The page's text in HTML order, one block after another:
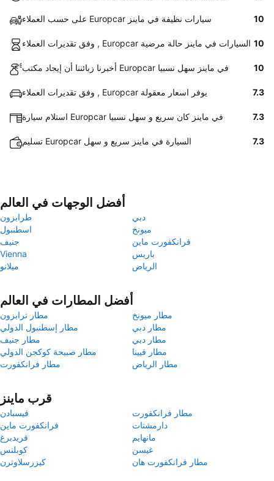
على حسب العملاء Europcar سيارات نظيفة في ماينز 10
وفق تقديرات العملاء , Europcar السيارات في ماينز حالة مرضية 10
أخبرنا زبائننا أن إيجاد مكتب Europcar في ماينز سهل نسبيا 10
وفق تقديرات العملاء , Europcar يوفر اسعار معقولة 7.3
استلام سيارة Europcar في ماينز كان سريع و سهل نسبيا 7.3
تسليم Europcar السيارة في ماينز سريع و سهل 7.3
أفضل الوجهات في العالم
طرابزون
دبي
اسطنبول
ميونخ
جنيف
فرانكفورت ماين
Vienna
باريس
ميلانو
الرياض
أفضل المطارات في العالم
مطار ترابزون
مطار ميونخ
مطار إسطنبول الدولي
مطار دبي
مطار جنيف
مطار دبي
مطار صبيحة كوكجن الدولي
مطار فيينا
مطار فرانكفورت
مطار الرياض
قرب ماينز
فيسبادن
مطار فرانكفورت
فرانكفورت ماين
دارمشتات
فريدبرغ
مانهايم
كوبلنس
غيسن
كيزرسلاوترن
مطار فرانكفورت هان